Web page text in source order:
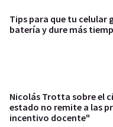
Tips para que tu celular
batería y dure más
Nicolás Trotta sobre el
estado no remite a las
incentivo docente"